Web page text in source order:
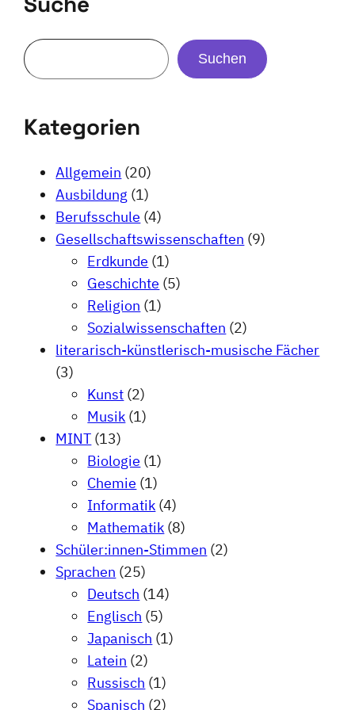
Suchen
Kategorien
Allgemein (20)
Ausbildung (1)
Berufsschule (4)
Gesellschaftswissenschaften (9)
Erdkunde (1)
Geschichte (5)
Religion (1)
Sozialwissenschaften (2)
literarisch-künstlerisch-musische Fächer
(3)
Kunst (2)
Musik (1)
MINT (13)
Biologie (1)
Chemie (1)
Informatik (4)
Mathematik (8)
Schüler:innen-Stimmen (2)
Sprachen (25)
Deutsch (14)
Englisch (5)
Japanisch (1)
Latein (2)
Russisch (1)
Spanisch (2)